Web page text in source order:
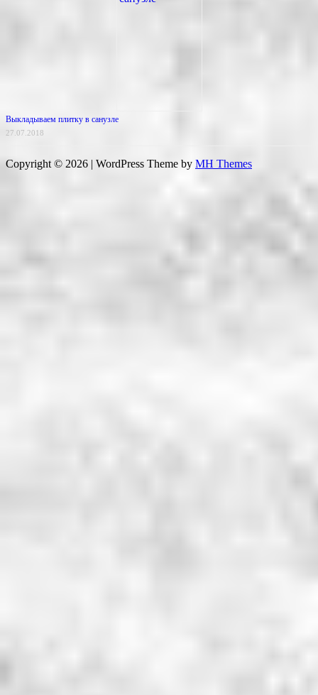
Выкладываем плитку в санузле
27.07.2018
Copyright © 2026 | WordPress Theme by MH Themes